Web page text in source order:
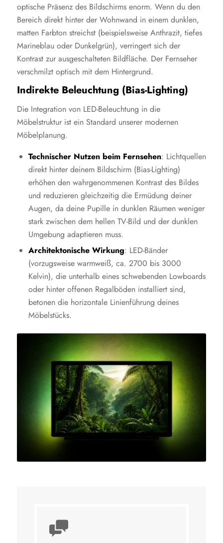
optische Präsenz des Bildschirms enorm. Wenn du den
Bereich direkt hinter der Wohnwand in einem dunklen,
matten Farbton streichst (beispielsweise Anthrazit, tiefes
Marineblau oder Dunkelgrün), verringert sich der
Kontrast zur ausgeschalteten Bildfläche. Der Fernseher
verschmilzt optisch mit dem Hintergrund.
Indirekte Beleuchtung (Bias-Lighting)
Die Integration von LED-Beleuchtung in die
Möbelstruktur ist ein Standard unserer modernen
Möbelplanung.
Technischer Nutzen beim Fernsehen: Lichtquellen
direkt hinter deinem Bildschirm (Bias-Lighting)
erhöhen den wahrgenommenen Kontrast des Bildes
und reduzieren gleichzeitig die Ermüdung deiner
Augen, da deine Pupille in dunklen Räumen weniger
stark zwischen dem hellen TV-Bild und der dunklen
Umgebung adaptieren muss.
Architektonische Wirkung: LED-Bänder
(vorzugsweise warmweiß, ca. 2700 bis 3000
Kelvin), die unterhalb eines schwebenden Lowboards
oder hinter offenen Regalböden installiert sind,
betonen die horizontale Linienführung deines
Möbelstücks.